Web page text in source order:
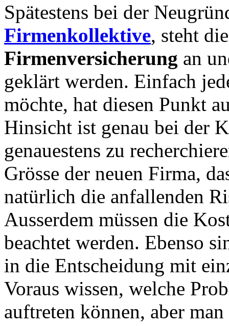
Spätestens bei der
Firmenkollektive, steht
Firmenversicherung an
geklärt werden. Einfach
möchte, hat diesen Punkt
Hinsicht ist genau bei der
genauestens zu
Grösse der neuen Firma,
natürlich die anfallenden
Ausserdem müssen die
beachtet werden. Ebenso
in die Entscheidung mit
Voraus wissen, welche
auftreten können, aber